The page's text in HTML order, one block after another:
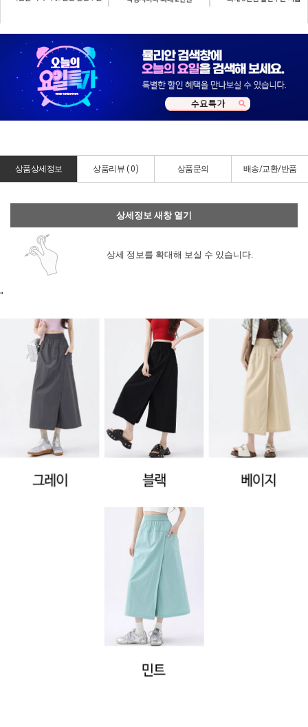
상품상세정보 상품리뷰 ( 0) 상품문의 배송/교환/반품
상세정보 새창 열기
상세 정보를 확대해 보실 수 있습니다.
"